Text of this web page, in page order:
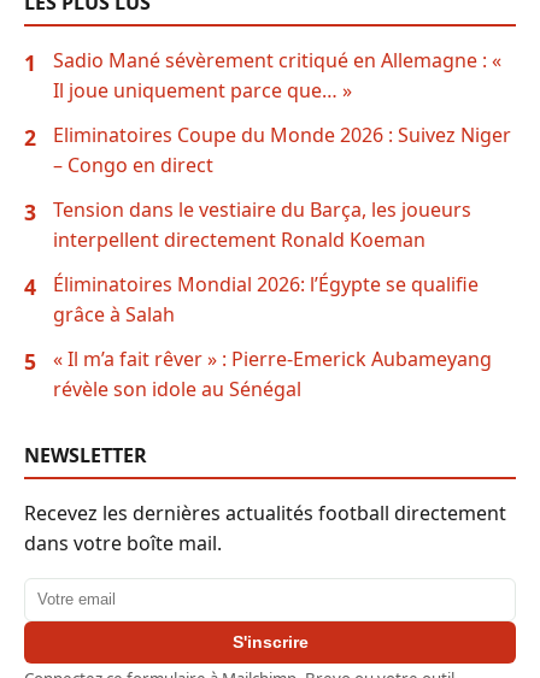
1
Sadio Mané sévèrement critiqué en Allemagne : «
Il joue uniquement parce que… »
2
Eliminatoires Coupe du Monde 2026 : Suivez Niger
– Congo en direct
3
Tension dans le vestiaire du Barça, les joueurs
interpellent directement Ronald Koeman
4
Éliminatoires Mondial 2026: l’Égypte se qualifie
grâce à Salah
5
« Il m’a fait rêver » : Pierre-Emerick Aubameyang
révèle son idole au Sénégal
NEWSLETTER
Recevez les dernières actualités football directement
dans votre boîte mail.
Adresse email
S'inscrire